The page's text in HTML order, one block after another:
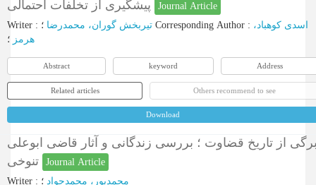
Journal Article
Writer : تیربخش گوران، محمدرضا Corresponding Author : اسدی کوهباد،
هرمز ؛
Abstract keyword Address
Related articles Others recommend to see
Download
از تاریخ قضاوت ؛ بررسی زندگانی و آثار قاضی ابوعلی
Journal Article
Writer : محمدپور، محمدجواد ؛